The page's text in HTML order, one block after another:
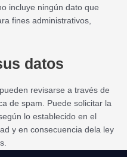
incluye ningún dato que
fines administrativos,
datos
revisarse a través de
de spam. Puede solicitar la
lo establecido en el
y en consecuencia dela ley